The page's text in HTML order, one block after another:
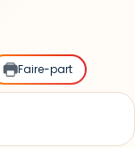
Faire-part